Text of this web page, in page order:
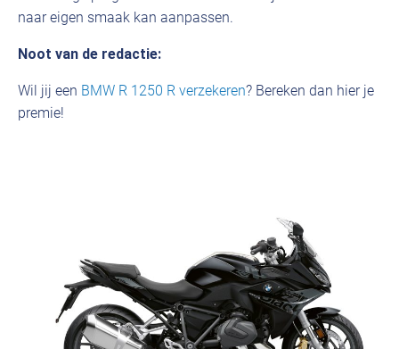
naar eigen smaak kan aanpassen.
Noot van de redactie:
Wil jij een BMW R 1250 R verzekeren? Bereken dan hier je
premie!